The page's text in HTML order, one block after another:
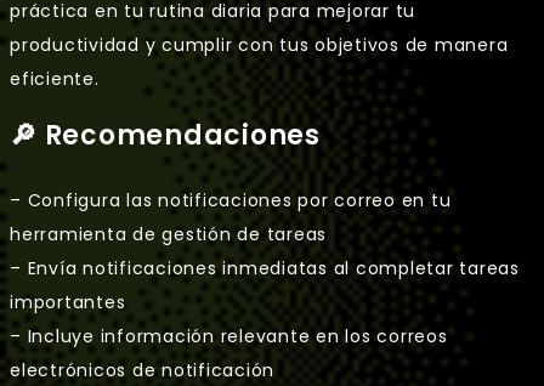
práctica en tu rutina diaria para mejorar tu
productividad y cumplir con tus objetivos de manera
eficiente.
🔎 Recomendaciones
– Configura las notificaciones por correo en tu
herramienta de gestión de tareas
– Envía notificaciones inmediatas al completar tareas
importantes
– Incluye información relevante en los correos
electrónicos de notificación